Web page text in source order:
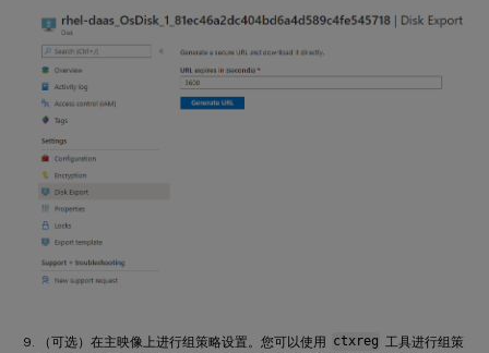
（可选）在主映像上进行组策略设置。您可以使用 ctxreg 工具进行组策